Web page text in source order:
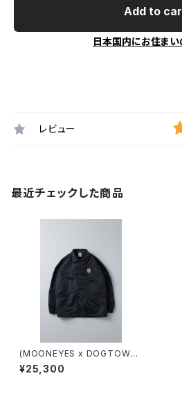
Add to
日本国内にお住まい
レビュー
最近チェックした商品
(MOONEYES x DOGTOWN
x BLUCO) コーチジャケット
¥25,300